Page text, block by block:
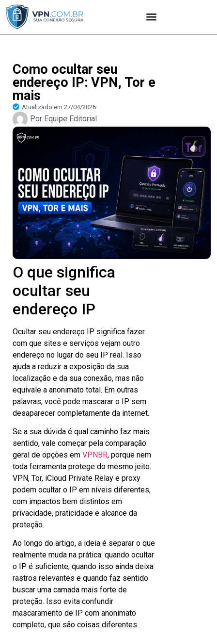
Como ocultar seu
endereço IP: VPN, Tor e
mais
Atualizado em 27/04/2026
Por Equipe Editorial
O que significa
ocultar seu
endereço IP
Ocultar seu endereço IP significa fazer
com que sites e serviços vejam outro
endereço no lugar do seu IP real. Isso
ajuda a reduzir a exposição da sua
localização e da sua conexão, mas não
equivale a anonimato total. Em outras
palavras, você pode mascarar o IP sem
desaparecer completamente da internet.
Se a sua dúvida é qual caminho faz mais
sentido, vale começar pela comparação
geral de opções em VPNBR, porque nem
toda ferramenta protege do mesmo jeito.
VPN, Tor, iCloud Private Relay e proxy
podem ocultar o IP em níveis diferentes,
com impactos bem distintos em
privacidade, praticidade e alcance da
proteção.
Ao longo do artigo, a ideia é separar o que
realmente muda na prática: quando ocultar
o IP é suficiente, quando isso ainda deixa
rastros relevantes e quando faz sentido
buscar uma camada mais forte de
proteção. Isso evita confundir
mascaramento de IP com anonimato
completo, que são coisas diferentes.